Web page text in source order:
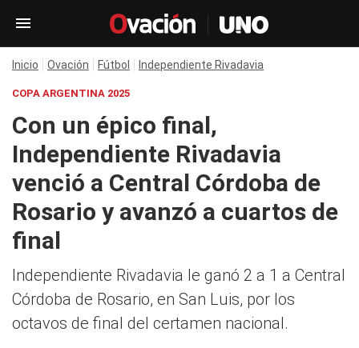
Inicio Ovación Fútbol Independiente Rivadavia
COPA ARGENTINA 2025
Con un épico final,
Independiente Rivadavia
venció a Central Córdoba de
Rosario y avanzó a cuartos de
final
Independiente Rivadavia le ganó 2 a 1 a Central
Córdoba de Rosario, en San Luis, por los
octavos de final del certamen nacional.